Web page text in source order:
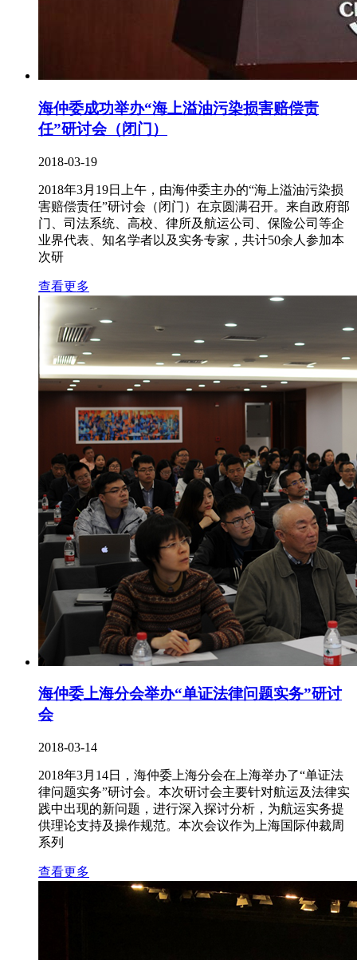
海仲委成功举办“海上溢油污染损害赔偿责
任”研讨会（闭门）
2018-03-19
2018年3月19日上午，由海仲委主办的“海上溢油污染损
害赔偿责任”研讨会（闭门）在京圆满召开。来自政府部
门、司法系统、高校、律所及航运公司、保险公司等企
业界代表、知名学者以及实务专家，共计50余人参加本
次研
查看更多
海仲委上海分会举办“单证法律问题实务”研讨
会
2018-03-14
2018年3月14日，海仲委上海分会在上海举办了“单证法
律问题实务”研讨会。本次研讨会主要针对航运及法律实
践中出现的新问题，进行深入探讨分析，为航运实务提
供理论支持及操作规范。本次会议作为上海国际仲裁周
系列
查看更多